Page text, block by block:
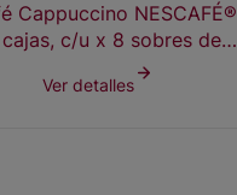
Cappuccino NESCAFÉ®
c/u x 8 sobres de
Ver detalles